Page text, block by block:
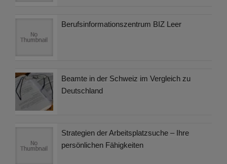
Berufsinformationszentrum BIZ Leer
Beamte in der Schweiz im Vergleich zu
Deutschland
Strategien der Arbeitsplatzsuche – Ihre
persönlichen Fähigkeiten